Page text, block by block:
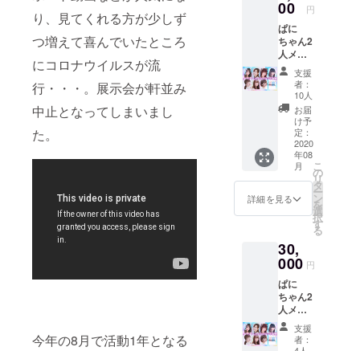
り、見てくれる方が少しず
つ増えて喜んでいたところ
にコロナウイルスが流
行・・・。展示会が軒並み
中止となってしまいまし
た。
今年の8月で活動1年となる
00 円
ぱに
ちゃん2
人メッ
セージ
入り写
メ（全
員共
通） ぱ
にちゃ
ん2人あ
なただ
けへの
お礼動
画 お好
きな
望がな
い場合
は「子
猫たち
のお茶
会」
支援
者：
10人
お届
け予
定：
2020
年08
月
詳細を見る
こ
の
リ
タ
ー
ン
を
選
択
す
る
30,
000 円
ぱに
ちゃん2
人メッ
セージ
入り写
メ（全
支援
者：